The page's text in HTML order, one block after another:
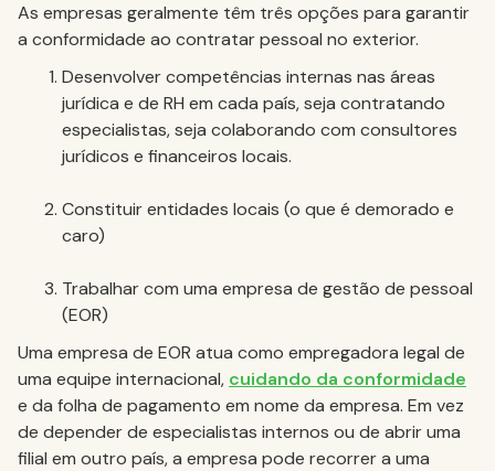
As empresas geralmente têm três opções para garantir
a conformidade ao contratar pessoal no exterior.
Desenvolver competências internas nas áreas
jurídica e de RH em cada país, seja contratando
especialistas, seja colaborando com consultores
jurídicos e financeiros locais.
Constituir entidades locais (o que é demorado e
caro)
Trabalhar com uma empresa de gestão de pessoal
(EOR)
Uma empresa de EOR atua como empregadora legal de
uma equipe internacional, cuidando da conformidade
e da folha de pagamento em nome da empresa. Em vez
de depender de especialistas internos ou de abrir uma
filial em outro país, a empresa pode recorrer a uma